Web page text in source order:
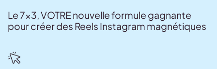
Le 7×3, VOTRE nouvelle formule gagnante
pour créer des Reels Instagram magnétiques